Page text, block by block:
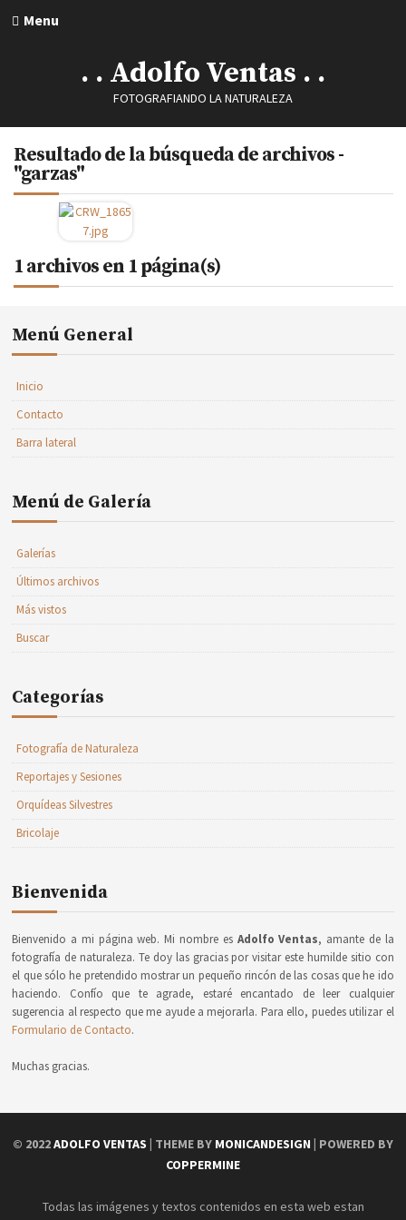
Menu
. . Adolfo Ventas . .
FOTOGRAFIANDO LA NATURALEZA
Resultado de la búsqueda de archivos -
"garzas"
1 archivos en 1 página(s)
Menú General
Inicio
Contacto
Barra lateral
Menú de Galería
Galerías
Últimos archivos
Más vistos
Buscar
Categorías
Fotografía de Naturaleza
Reportajes y Sesiones
Orquídeas Silvestres
Bricolaje
Bienvenida
Bienvenido a mi página web. Mi nombre es Adolfo Ventas, amante de la
fotografía de naturaleza. Te doy las gracias por visitar este humilde sitio con
el que sólo he pretendido mostrar un pequeño rincón de las cosas que he ido
haciendo. Confío que te agrade, estaré encantado de leer cualquier
sugerencia al respecto que me ayude a mejorarla. Para ello, puedes utilizar el
Formulario de Contacto.
Muchas gracias.
© 2022ADOLFO VENTAS | THEME BY MONICANDESIGN | POWERED BY
COPPERMINE
Todas las imágenes y textos contenidos en esta web estan